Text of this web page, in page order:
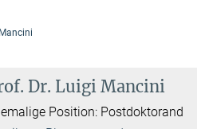
Dr. Luigi Mancini
Position: Postdoktorand